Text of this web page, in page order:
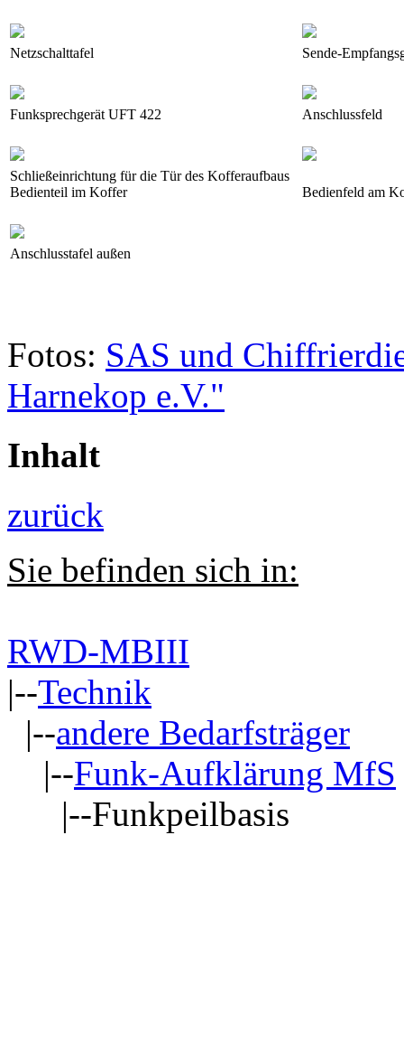
Netzschalttafel Sende-
Funksprechgerät UFT 422 Anschlussfeld
Schließeinrichtung für die Tür des Kofferaufbaus
Bedienteil im Koffer
Bedienfeld am
Anschlusstafel außen
Fotos: SAS und
Harnekop e.V."
Inhalt
zurück
Sie befinden sich in:
RWD-MBIII
|--Technik
|--andere Bedarfsträger
|--Funk-Aufklärung MfS
|--Funkpeilbasis